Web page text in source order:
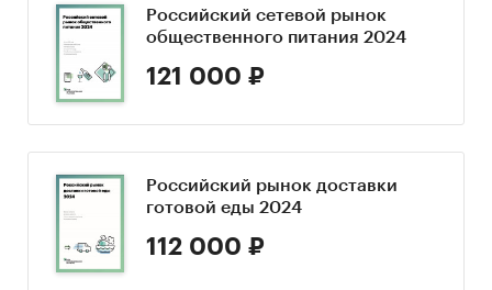
Российский сетевой рынок
общественного питания 2024
121 000 ₽
Российский рынок доставки
готовой еды 2024
112 000 ₽